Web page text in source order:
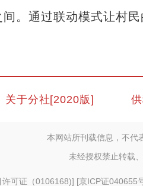
。通过联动模式让村
关于分社[2020版]
本网站所刊载信息，不代
未经授权禁止转载
许可证（0106168)] [京ICP证040655